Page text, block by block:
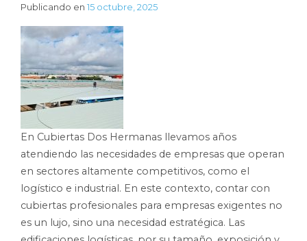
Publicando en 15 octubre, 2025
En Cubiertas Dos Hermanas llevamos años
atendiendo las necesidades de empresas que operan
en sectores altamente competitivos, como el
logístico e industrial. En este contexto, contar con
cubiertas profesionales para empresas exigentes no
es un lujo, sino una necesidad estratégica. Las